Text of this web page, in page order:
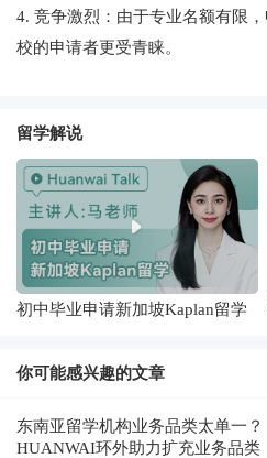
4. 竞争激烈：由于专业名额有限
校的申请者更受青睐。
留学解说
初中毕业申请新加坡Kaplan留学
你可能感兴趣的文章
东南亚留学机构业务品类太单一？
HUANWAI环外助力扩充业务品类